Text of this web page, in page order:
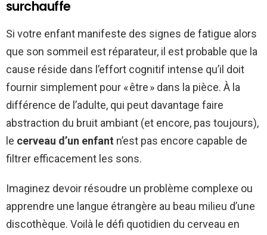
surchauffe
Si votre enfant manifeste des signes de fatigue alors
que son sommeil est réparateur, il est probable que la
cause réside dans l’effort cognitif intense qu’il doit
fournir simplement pour « être » dans la pièce. À la
différence de l’adulte, qui peut davantage faire
abstraction du bruit ambiant (et encore, pas toujours),
le cerveau d’un enfant n’est pas encore capable de
filtrer efficacement les sons.
Imaginez devoir résoudre un problème complexe ou
apprendre une langue étrangère au beau milieu d’une
discothèque. Voilà le défi quotidien du cerveau en